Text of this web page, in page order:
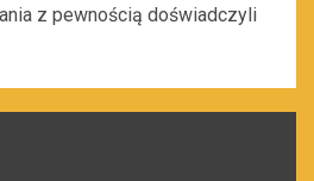
z pewnością doświadczyli